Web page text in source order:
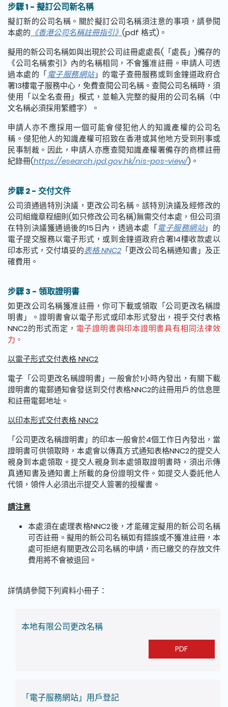
步驟 1 - 擬訂公司新名稱
擬訂新的公司名稱。關於擬訂公司名稱須注意的事項，請參閱
本處的 《香港公司名稱註冊指引》 (pdf 格式)。
擬用的新公司名稱如與出現於公司註冊處處長(「處長」)備存的
《公司名稱索引》內的名稱相同，不會獲准註冊。申請人可透
過本處的 「電子服務網站」 的電子查冊服務或到金鐘道政府合
署13樓電子服務中心，免費查閱公司名稱。查閱公司名稱時，須
使用「以全名查冊」模式，並輸入完整的擬用的公司名稱（中
文名稱必須採用繁體字）。
申請人亦不應採用一個可能會侵犯他人的知識產權的公司名
稱。侵犯他人的知識產權可招致在香港或其他地方受到刑事或
民事制裁。因此，申請人亦應查閱知識產權署備存的商標註冊
紀錄冊(https://esearch.ipd.gov.hk/nis-pos-view/)。
步驟 2 - 交付文件
公司須通過特別決議，更改公司名稱。該特別決議及經修改的
公司組織章程細則(如只修改公司名稱)無需交付本處，但公司須
在特別決議獲通過後的15日內，透過本處「電子服務網站」的
電子提交服務以電子形式，或到金鐘道政府合署14樓收款處以
印本形式，交付填妥的表格 NNC2 「更改公司名稱通知書」及正
確費用。
步驟 3 - 領取證明書
如更改公司名稱獲准註冊，你可下載或領取「公司更改名稱證
明書」。證明書會以電子形式或印本形式發出，視乎交付表格
NNC2的形式而定， 電子證明書與印本證明書具有相同法律效
力。
以電子形式交付表格 NNC2
電子「公司更改名稱證明書」一般會於1小時內發出，有關下載
證明書的電郵通知會發送到交付表格NNC2的註冊用戶的信息匣
和註冊電郵地址。
以印本形式交付表格 NNC2
「公司更改名稱證明書」的印本一般會於4個工作日內發出，當
證明書可供領取時，本處會以傳真方式通知表格NNC2的提交人
親身到本處領取。提交人親身到本處領取證明書時，須出示傳
真通知書及通知書上所載的身份證明文件。如提交人委託他人
代領，領件人必須出示提交人簽署的授權書。
請注意
本處須在處理表格NNC2後，才能確定擬用的新公司名稱
可否註冊。擬用的新公司名稱如有錯誤或不獲准註冊，本
處可拒絕有關更改公司名稱的申請，而已繳交的存放文件
費用將不會被退回。
詳情請參閱下列資料小冊子：
本地有限公司更改名稱
PDF
「電子服務網站」用戶登記